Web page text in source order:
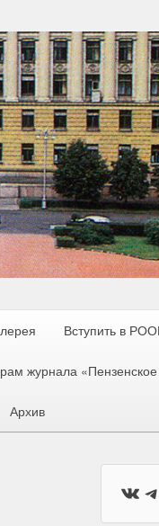
Вступить в
журнала
Архив